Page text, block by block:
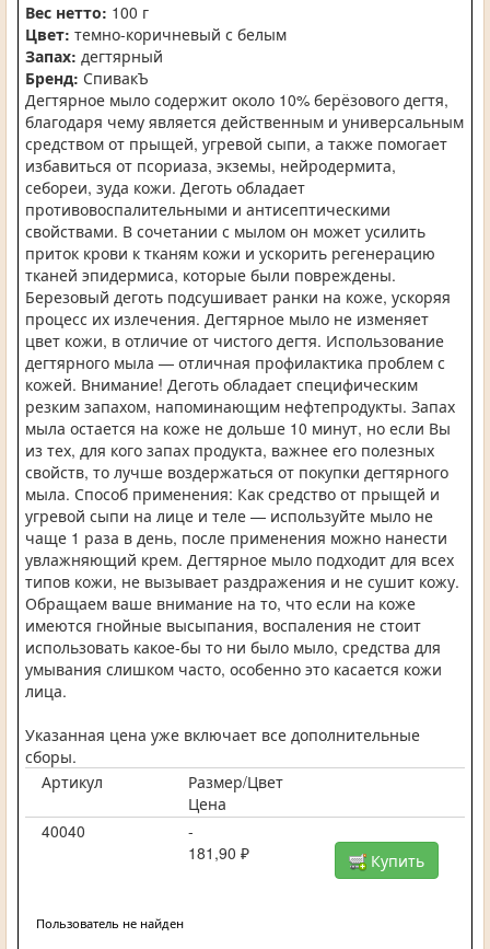
Вес нетто: 100 г
Цвет: темно-коричневый с белым
Запах: дегтярный
Бренд: СпивакЪ
Дегтярное мыло содержит около 10% берёзового дегтя,
благодаря чему является действенным и универсальным
средством от прыщей, угревой сыпи, а также помогает
избавиться от псориаза, экземы, нейродермита,
себореи, зуда кожи. Деготь обладает
противовоспалительными и антисептическими
свойствами. В сочетании с мылом он может усилить
приток крови к тканям кожи и ускорить регенерацию
тканей эпидермиса, которые были повреждены.
Березовый деготь подсушивает ранки на коже, ускоряя
процесс их излечения. Дегтярное мыло не изменяет
цвет кожи, в отличие от чистого дегтя. Использование
дегтярного мыла — отличная профилактика проблем с
кожей. Внимание! Деготь обладает специфическим
резким запахом, напоминающим нефтепродукты. Запах
мыла остается на коже не дольше 10 минут, но если Вы
из тех, для кого запах продукта, важнее его полезных
свойств, то лучше воздержаться от покупки дегтярного
мыла. Способ применения: Как средство от прыщей и
угревой сыпи на лице и теле — используйте мыло не
чаще 1 раза в день, после применения можно нанести
увлажняющий крем. Дегтярное мыло подходит для всех
типов кожи, не вызывает раздражения и не сушит кожу.
Обращаем ваше внимание на то, что если на коже
имеются гнойные высыпания, воспаления не стоит
использовать какое-бы то ни было мыло, средства для
умывания слишком часто, особенно это касается кожи
лица.
Указанная цена уже включает все дополнительные
сборы.
Артикул
Размер/Цвет
Цена
40040
-
181,90 ₽
Купить
Пользователь не найден